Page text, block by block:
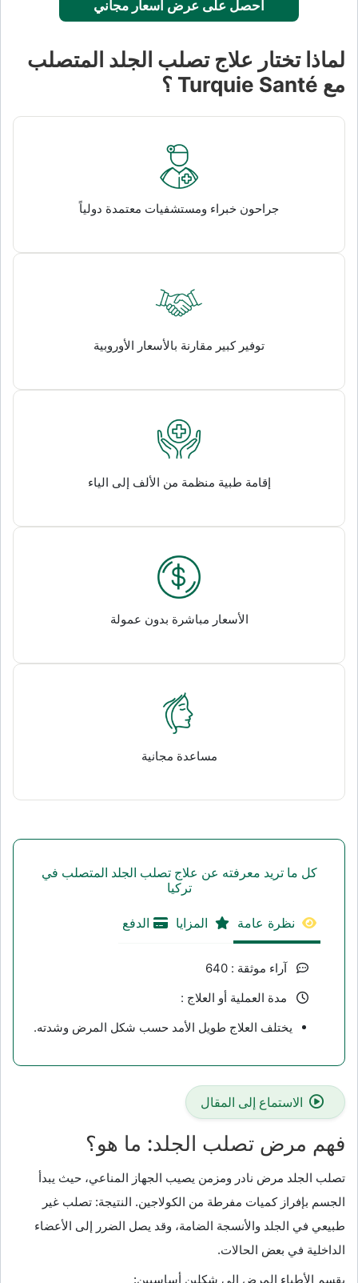
احصل على عرض أسعار مجاني
لماذا تختار علاج تصلب الجلد المتصلب
مع Turquie Santé ؟
جراحون خبراء ومستشفيات معتمدة دولياً
توفير كبير مقارنة بالأسعار الأوروبية
إقامة طبية منظمة من الألف إلى الياء
الأسعار مباشرة بدون عمولة
مساعدة مجانية
كل ما تريد معرفته عن علاج تصلب الجلد المتصلب في
تركيا
نظرة عامة المزايا الدفع
آراء موثقة : 640
مدة العملية أو العلاج :
يختلف العلاج طويل الأمد حسب شكل المرض وشدته.
الاستماع إلى المقال
فهم مرض تصلب الجلد: ما هو؟
تصلب الجلد مرض نادر ومزمن يصيب الجهاز المناعي، حيث يبدأ
الجسم بإفراز كميات مفرطة من الكولاجين. النتيجة: تصلب غير
طبيعي في الجلد والأنسجة الضامة، وقد يصل الضرر إلى الأعضاء
الداخلية في بعض الحالات.
يقسم الأطباء المرض إلى شكلين أساسيين: